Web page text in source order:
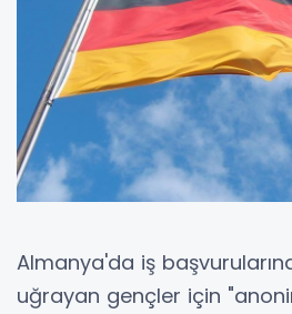
Almanya'da iş
uğrayan gençler için